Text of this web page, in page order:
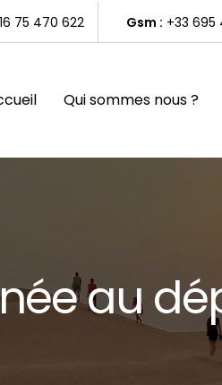
75 470 622 Gsm : +33 695
Qui sommes nous ?
éeaudé